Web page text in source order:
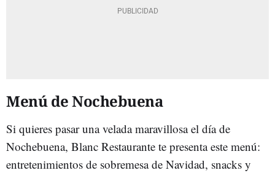
Menú de Nochebuena
Si quieres pasar una velada maravillosa el día de
Nochebuena, Blanc Restaurante te presenta este menú:
entretenimientos de sobremesa de Navidad, snacks y